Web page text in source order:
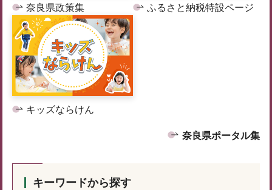
奈良県政策集 ふるさと納税特設ページ
キッズならけん
奈良県ポータル集
キーワードから探す